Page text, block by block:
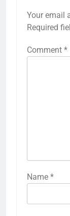
Your email
Required
Comment *
Name *